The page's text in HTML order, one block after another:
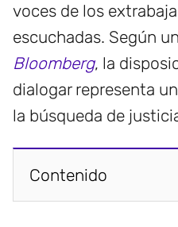
voces de los
escuchadas. Según
Bloomberg, la
dialogar representa
la búsqueda de
Contenido